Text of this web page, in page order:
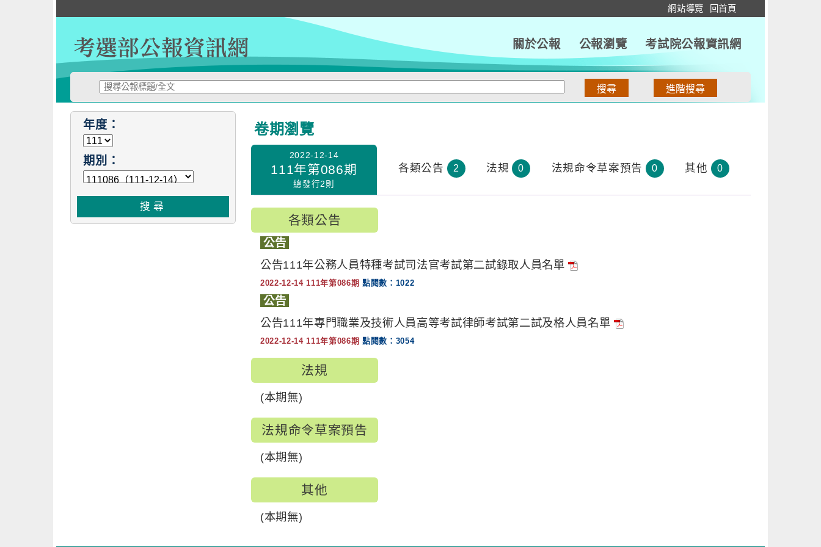
內
容
:::
網站導覽 回首頁
關於公報 公報瀏覽 考試院公報資訊網
年度：
期別：
卷期瀏覽
2022-12-14
111年第086期
總發行2則
各類公告 2 法規 0 法規命令草案預告 0 其他 0
各類公告
公告
公告111年公務人員特種考試司法官考試第二試錄取人員名單
2022-12-14 111年第086期點閱數：1022
公告
公告111年專門職業及技術人員高等考試律師考試第二試及格人員名單
2022-12-14 111年第086期點閱數：3054
法規
(本期無)
法規命令草案預告
(本期無)
其他
(本期無)